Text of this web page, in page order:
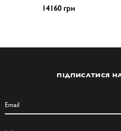
14160 грн
ПІДПИСАТИСЯ